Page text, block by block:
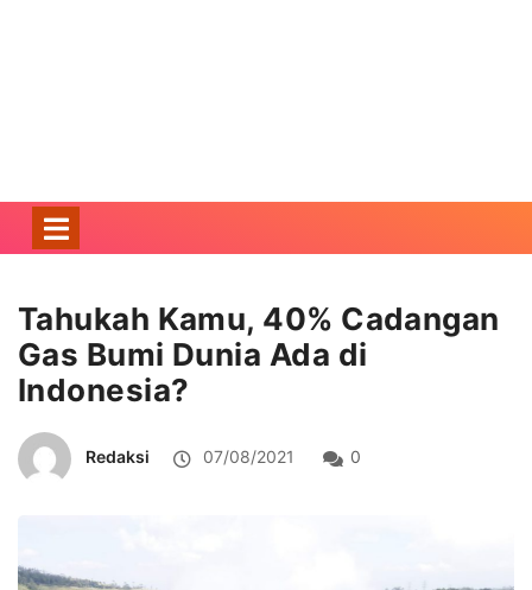
Tahukah Kamu, 40% Cadangan
Gas Bumi Dunia Ada di
Indonesia?
Redaksi 07/08/2021 0